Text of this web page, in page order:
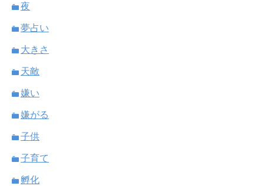
夜
夢占い
大きさ
天敵
嫌い
嫌がる
子供
子育て
孵化